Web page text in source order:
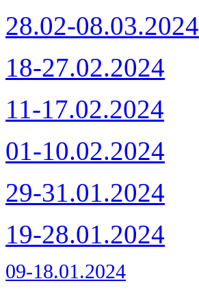
28.02-08.03.2024
18-27.02.2024
11-17.02.2024
01-10.02.2024
29-31.01.2024
19-28.01.2024
09-18.01.2024